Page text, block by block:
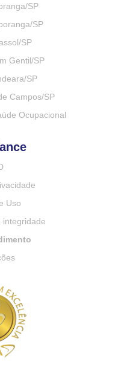
SP
SP
SP
Gentil/SP
SP
Campos/SP
Ocupacional
Uso
integridade